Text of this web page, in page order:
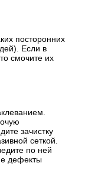
посторонних
Если в
смочите их
зачистку
сеткой.
по ней
дефекты